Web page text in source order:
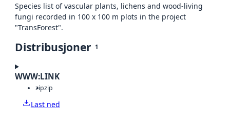
Species list of vascular plants, lichens and wood-living
fungi recorded in 100 x 100 m plots in the project
"TransForest".
Distribusjoner 1
WWW:LINK
zipzip
Last ned